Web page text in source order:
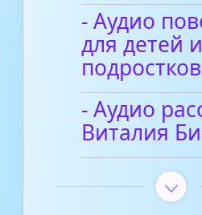
- Аудио
для детей и
подростков
- Аудио
Виталия